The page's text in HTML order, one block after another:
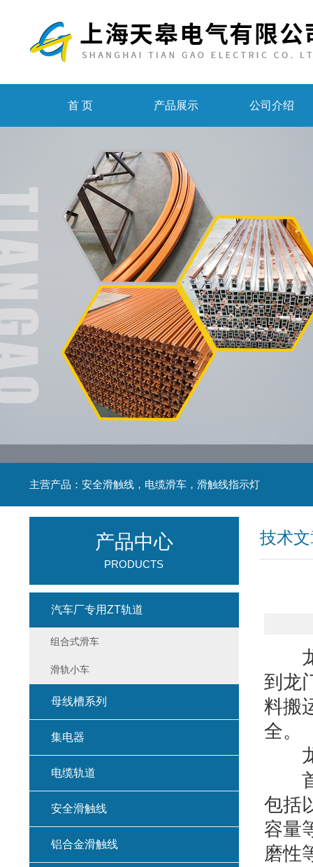
首 页 产品展示 公司介绍
主营产品：安全滑触线，电缆滑车，滑触线指示灯
技术
龙
到龙
料搬
全。
首
包括
容量
磨性
产品中心
PRODUCTS
汽车厂专用ZT轨道
组合式滑车
滑轨小车
母线槽系列
集电器
电缆轨道
安全滑触线
铝合金滑触线